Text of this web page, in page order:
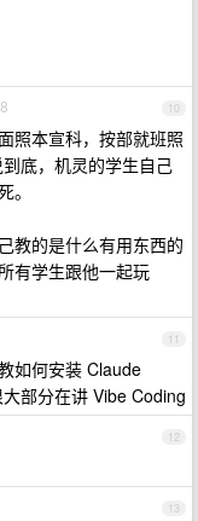
10
8
照本宣科，按部就班照
底，机灵的学生自己
。
教的是什么有用东西的
有学生跟他一起玩
11
如何安装 Claude
部分在讲 Vibe Coding
12
13